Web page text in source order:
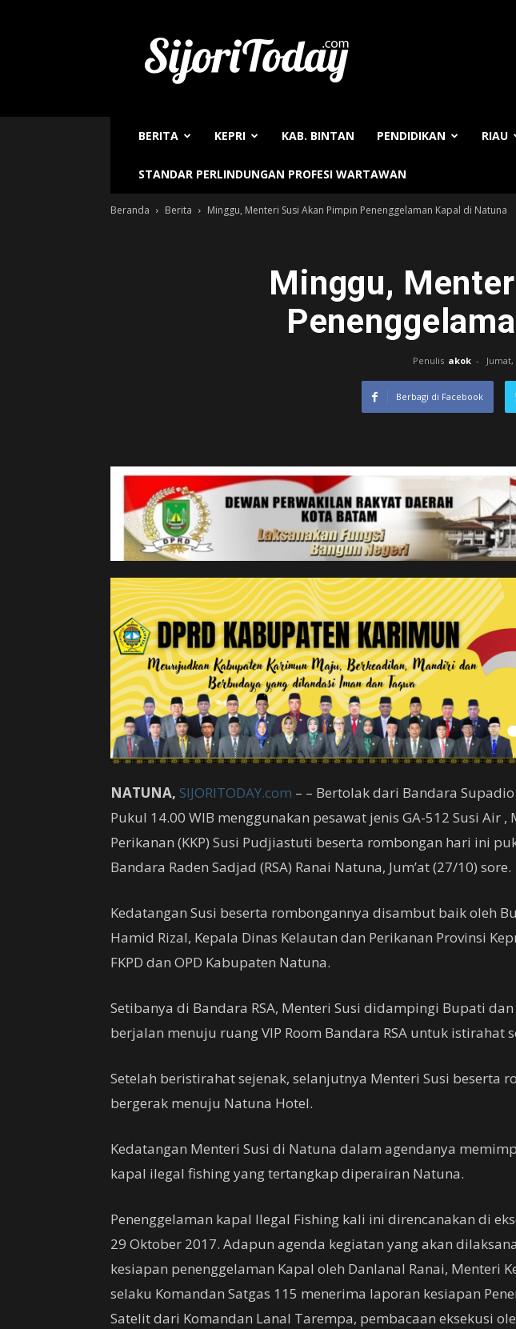
Today
BERITA KEPRI KAB. BINTAN PENDIDIKAN RIAU
STANDAR PERLINDUNGAN PROFESI WARTAWAN
Beranda Berita Minggu, Menteri Susi Akan Pimpin Penenggelaman Kapal di Natuna
Minggu,
Penulis akok -
Berbagi di Facebook
NATUNA, SIJORITODAY.com – – Bertolak dari Bandara
Pukul 14.00 WIB menggunakan pesawat jenis GA-512 Susi Air
Perikanan (KKP) Susi Pudjiastuti beserta rombongan hari ini
Bandara Raden Sadjad (RSA) Ranai Natuna, Jum’at (27/10) sore.
Kedatangan Susi beserta rombongannya disambut baik oleh
Hamid Rizal, Kepala Dinas Kelautan dan Perikanan Provinsi
FKPD dan OPD Kabupaten Natuna.
Setibanya di Bandara RSA, Menteri Susi didampingi Bupati
berjalan menuju ruang VIP Room Bandara RSA untuk istirahat
Setelah beristirahat sejenak, selanjutnya Menteri Susi beserta
bergerak menuju Natuna Hotel.
Kedatangan Menteri Susi di Natuna dalam agendanya
kapal ilegal fishing yang tertangkap diperairan Natuna.
Penenggelaman kapal Ilegal Fishing kali ini direncanakan di
29 Oktober 2017. Adapun agenda kegiatan yang akan
kesiapan penenggelaman Kapal oleh Danlanal Ranai, Menteri
selaku Komandan Satgas 115 menerima laporan kesiapan
Satelit dari Komandan Lanal Tarempa, pembacaan eksekusi